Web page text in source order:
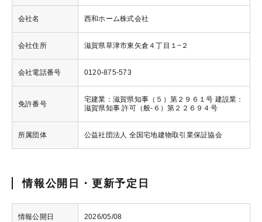
会社名 西和ホーム株式会社
会社住所 滋賀県草津市東矢倉４丁目１−２
会社電話番号 0120-875-573
免許番号
宅建業：滋賀県知事（５）第２９６１号 建設業：
滋賀県知事 許可（般-６）第２２６９４号
所属団体 公益社団法人 全国宅地建物取引業保証協会
情報公開日・更新予定日
情報公開日 2026/05/08